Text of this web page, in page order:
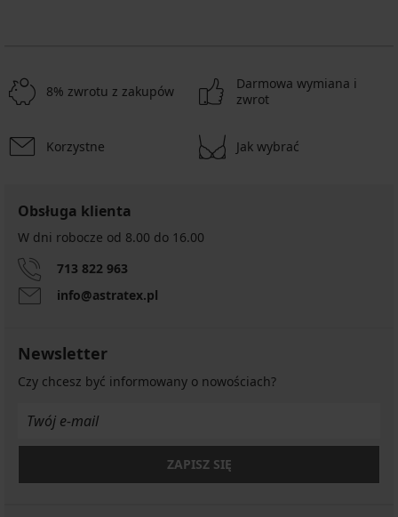
8% zwrotu z zakupów
Darmowa wymiana i
zwrot
Korzystne Jak wybrać
Obsługa klienta
W dni robocze od 8.00 do 16.00
713 822 963
info@astratex.pl
Newsletter
Czy chcesz być informowany o nowościach?
ZAPISZ SIĘ